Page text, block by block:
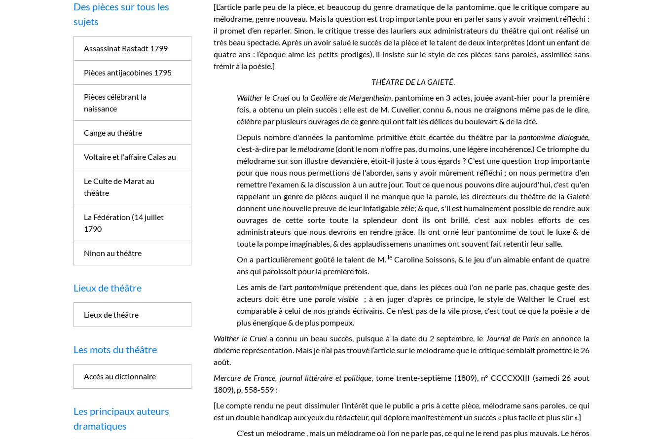
[L’article parle peu de la pièce, et beaucoup du genre dramatique de la pantomime, que le critique compare au
mélodrame, genre nouveau. Mais la question est trop importante pour en parler sans y avoir vraiment réfléchi :
il promet d’en reparler. Sinon, le critique tresse des lauriers aux administrateurs du théâtre qui ont réalisé un
très beau spectacle. Après un avoir salué le succès de la pièce et le talent de deux interprètes (dont un enfant de
quatre ans : l’époque aime les petits prodiges), il insiste sur le style de ces pièces sans paroles, assimilée sans
frémir à la poésie.]
THÉATRE DE LA GAIETÉ.
Walther le Cruelou la Geolière de Mergentheim , pantomime en 3 actes, jouée avant-hier pour la première
fois, a obtenu un plein succès ; elle est de M. Cuvelier, connu &, nous ne craignons même pas de le dire,
célèbre par plusieurs ouvrages de ce genre qui ont fait les délices du boulevart & de la cité.
Depuis nombre d'années la pantomime primitive étoit écartée du théâtre par lapantomime dialoguée,
c'est-à-dire par lemélodrame(dont le nom n'offre pas, du moins, une légère incohérence.) Ce triomphe du
mélodrame sur son illustre devancière, étoit-il juste à tous égards ? C'est une question trop importante
pour que nous nous permettions de l'aborder, sans y avoir mûrement réfléchi ; on nous permettra d'en
remettre l'examen & la discussion à un autre jour. Tout ce que nous pouvons dire aujourd'hui, c'est qu'en
rappelant un genre de pièces auquel il ne manque que la parole, les directeurs du théâtre de la Gaieté
donnent une nouvelle preuve de leur infatigable zèle; & que, s'il est humainement possible de rendre aux
ouvrages de cette sorte toute la splendeur dont ils ont brillé, c'est aux nobles efforts de ces
administrateurs que nous devrons en rendre grâce. Ils ont orné leur pantomime de tout le luxe & de
toute la pompe imaginables, & des applaudissemens unanimes ont souvent fait retentir leur salle.
On a particulièrement goûté le talent de M. lleCaroline Soissons, & le jeu d’un aimable enfant de quatre
ans qui paroissoit pour la première fois.
Les amis de l'artpantomimique prétendent que, dans les pièces ouù l'on ne parle pas, chaque geste des
acteurs doit être une parole visible ; à en juger d'après ce principe, le style de Walther le Cruel est
comparable à celui de nos grands écrivains. Ce n'est pas de la vile prose, c'est tout ce que la poësie a de
plus énergique & de plus pompeux.
Walther le Cruel a connu un beau succès, puisque à la date du 2 septembre, le Journal de Parisen annonce la
dixième représentation. Mais je n’ai pas trouvé l’article sur le mélodrame que le critique semblait promettre le 26
août.
Mercure de France, journal littéraire et politique , tome trente-septième (1809), n° CCCCXXIII (samedi 26 aout
1809), p. 558-559 :
[Le compte rendu ne peut dissimuler l’intérêt que le public a pris à cette pièce, mélodrame sans paroles, ce qui
est un double handicap aux yeux du rédacteur, qui déplore manifestement un succès « plus facile et plus sûr ».]
C'est un mélodrame , mais un mélodrame où l'on ne parle pas, ce qui ne le rend pas plus mauvais. Le héros
Des pièces sur tous les
sujets
Assassinat Rastadt 1799
Pièces antijacobines 1795
Pièces célébrant la
naissance
Cange au théâtre
Voltaire et l'affaire Calas au
Le Culte de Marat au
théâtre
La Fédération (14 juillet
1790
Ninon au théâtre
Lieux de théâtre
Lieux de théâtre
Les mots du théâtre
Accès au dictionnaire
Les principaux auteurs
dramatiques